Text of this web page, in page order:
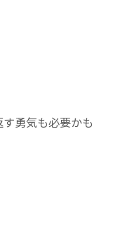
勇気も必要かも